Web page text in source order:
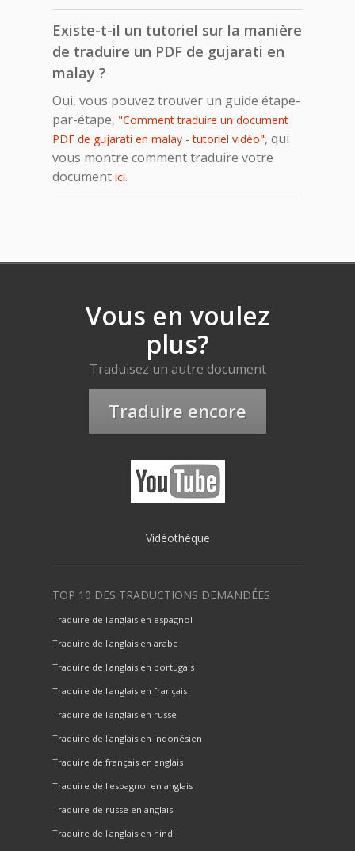
Existe-t-il un tutoriel sur la manière
de traduire un PDF de gujarati en
malay ?
Oui, vous pouvez trouver un guide étape-
par-étape, "Comment traduire un document
PDF de gujarati en malay - tutoriel vidéo", qui
vous montre comment traduire votre
document ici.
Vous en voulez
plus?
Traduisez un autre document
Traduire encore
Vidéothèque
TOP 10 DES TRADUCTIONS DEMANDÉES
Traduire de l'anglais en espagnol
Traduire de l'anglais en arabe
Traduire de l'anglais en portugais
Traduire de l'anglais en français
Traduire de l'anglais en russe
Traduire de l'anglais en indonésien
Traduire de français en anglais
Traduire de l'espagnol en anglais
Traduire de russe en anglais
Traduire de l'anglais en hindi